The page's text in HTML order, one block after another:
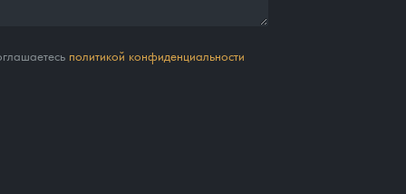
политикой конфиденциальности